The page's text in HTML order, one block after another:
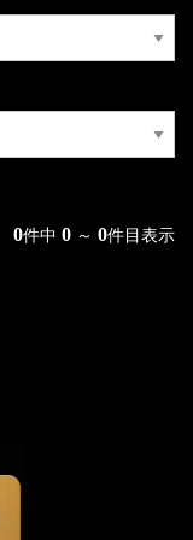
0件中 0 ～ 0件目表示